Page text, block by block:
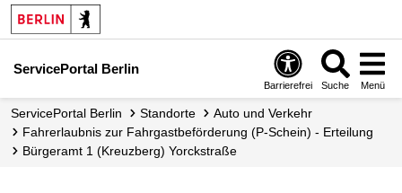
ServicePortal Berlin
Barrierefrei Suche Menü
ServicePortal Berlin Standorte
Auto und Verkehr
Fahrerlaubnis zur Fahrgastbeförderung (P-Schein) - Erteilung
Bürgeramt 1 (Kreuzberg) Yorckstraße